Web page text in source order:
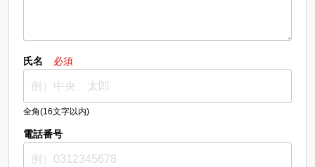
氏名 必須
全角(16文字以内)
電話番号